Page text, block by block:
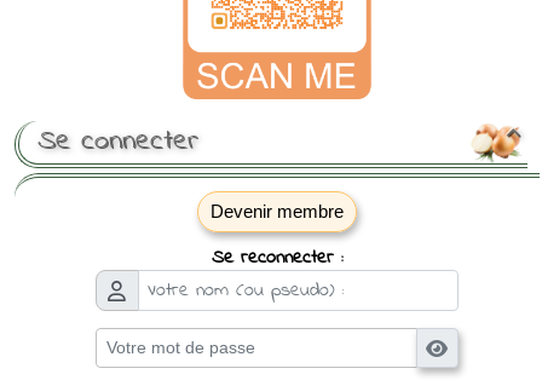

Se connecter
Devenir membre
Se reconnecter :